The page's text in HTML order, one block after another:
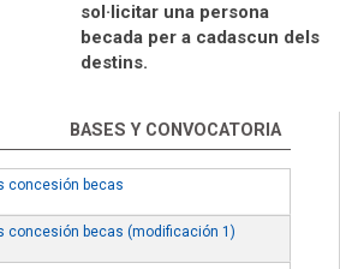
sol·licitar una persona
becada per a cadascun dels
destins.
BASES Y CONVOCATORIA
concesión becas
concesión becas (modificación 1)